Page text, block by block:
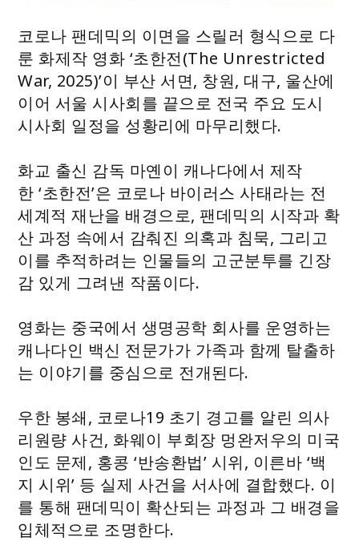
코로나 팬데믹의 이면을 스릴러 형식으로 다
룬 화제작 영화 ‘초한전(The Unrestricted
War, 2025)’이 부산 서면, 창원, 대구, 울산에
이어 서울 시사회를 끝으로 전국 주요 도시
시사회 일정을 성황리에 마무리했다.
화교 출신 감독 마옌이 캐나다에서 제작
한 ‘초한전’은 코로나 바이러스 사태라는 전
세계적 재난을 배경으로, 팬데믹의 시작과 확
산 과정 속에서 감춰진 의혹과 침묵, 그리고
이를 추적하려는 인물들의 고군분투를 긴장
감 있게 그려낸 작품이다.
영화는 중국에서 생명공학 회사를 운영하는
캐나다인 백신 전문가가 가족과 함께 탈출하
는 이야기를 중심으로 전개된다.
우한 봉쇄, 코로나19 초기 경고를 알린 의사
리원량 사건, 화웨이 부회장 멍완저우의 미국
인도 문제, 홍콩 ‘반송환법’ 시위, 이른바 ‘백
지 시위’ 등 실제 사건을 서사에 결합했다. 이
를 통해 팬데믹이 확산되는 과정과 그 배경을
입체적으로 조명한다.